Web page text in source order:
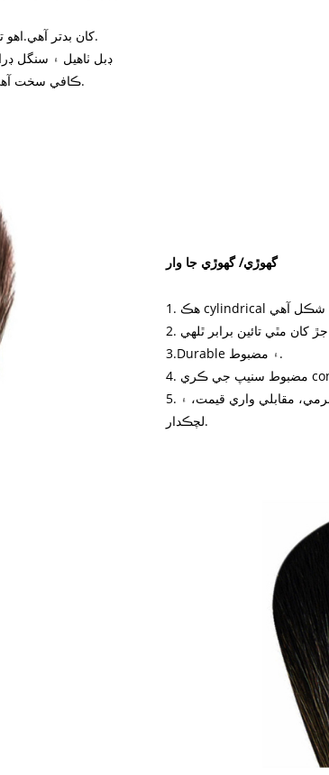
#10 #2 کان بدتر آهي.اهو تمام سخت آهي ۽ سستو ۽ ننڍن برش لاء لاڳو ٿئي ٿو.
ڊبل ٺاهيل ۽ سنگل
ڪافي سخت آهي، انهن ڊسپوزيبل ميڪ اپ برش لاءِ وڌيڪ لاڳو ڪيو ويو آهي.
گهوڙي/ گهوڙي جا وار
1. هڪ cylindrical شڪل آهي
2. جڙ کان مٿي تائين برابر ٿلهي
3.Durable ۽ مضبوط.
5. اکين جي برش لاءِ پهرين پسند، ڇاڪاڻ ته ان جي نرمي، مقابلي واري قيمت، ۽
لچڪدار.